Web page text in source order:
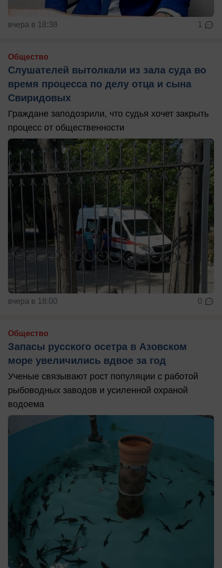
вчера в 18:38 1
Общество
Слушателей вытолкали из зала суда во
время процесса по делу отца и сына
Свиридовых
Граждане заподозрили, что судья хочет закрыть
процесс от общественности
вчера в 18:00 0
Общество
Запасы русского осетра в Азовском
море увеличились вдвое за год
Ученые связывают рост популяции с работой
рыбоводных заводов и усиленной охраной
водоема